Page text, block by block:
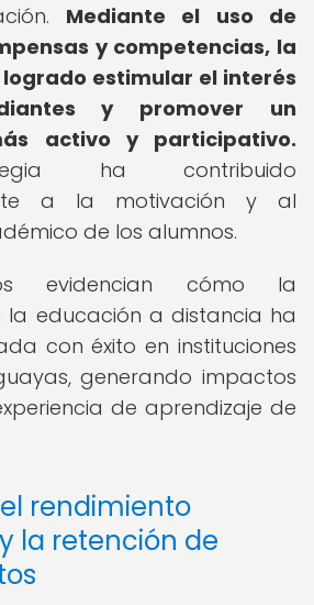
Mediante el uso de
y competencias, la
estimular el interés
y promover un
activo y participativo.
ha contribuido
a la motivación y al
de los alumnos.
evidencian cómo la
la educación a distancia ha
con éxito en instituciones
generando impactos
de aprendizaje de
rendimiento
la retención de